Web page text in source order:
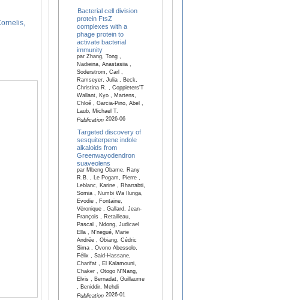
Bacterial cell division
protein FtsZ
complexes with a
phage protein to
activate bacterial
immunity
par Zhang, Tong ,
Nadieina, Anastasiia ,
Soderstrom, Carl ,
Ramseyer, Julia , Beck,
Christina R. , Coppieters'T
Wallant, Kyo , Martens,
Chloé , Garcia-Pino, Abel ,
Laub, Michael T.
Publication2026-06
Targeted discovery of
sesquiterpene indole
alkaloids from
Greenwayodendron
suaveolens
par Mbeng Obame, Rany
R.B. , Le Pogam, Pierre ,
Leblanc, Karine , Rharrabti,
Somia , Numbi Wa Ilunga,
Evodie , Fontaine,
Véronique , Gallard, Jean-
François , Retailleau,
Pascal , Ndong, Judicael
Ella , N'negué, Marie
Andrée , Obiang, Cédric
Sima , Ovono Abessolo,
Félix , Said-Hassane,
Charifat , El Kalamouni,
Chaker , Otogo N'Nang,
Elvis , Bernadat, Guillaume
, Beniddir, Mehdi
Publication2026-01